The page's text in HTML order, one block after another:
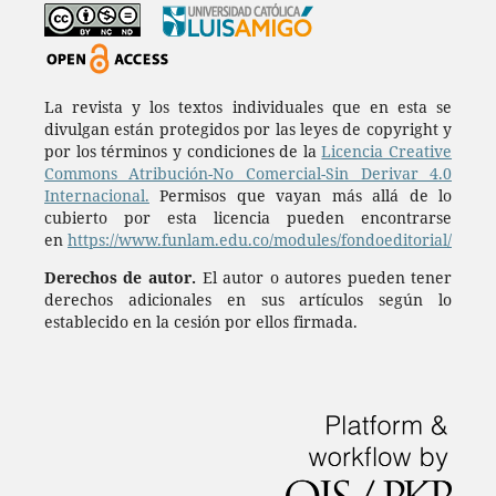
La revista y los textos individuales que en esta se
divulgan están protegidos por las leyes de copyright y
por los términos y condiciones de laLicencia Creative
Commons Atribución-No Comercial-Sin Derivar 4.0
Internacional. Permisos que vayan más allá de lo
cubierto por esta licencia pueden encontrarse
en https://www.funlam.edu.co/modules/fondoeditorial/
Derechos de autor. El autor o autores pueden tener
derechos adicionales en sus artículos según lo
establecido en la cesión por ellos firmada.